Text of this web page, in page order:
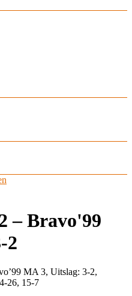
– Bravo'99
2
MA 3, Uitslag: 3-2,
26, 15-7